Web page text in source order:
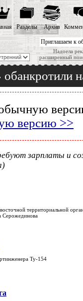
Приглашаем к
Надоела
расширенный
Разделы Архив
версию >>
зарплаты и
территориальной
Серожединова
Ту-154